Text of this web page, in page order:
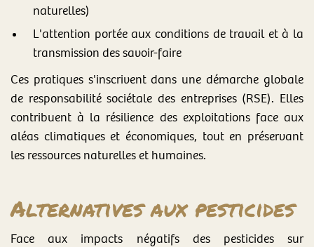
naturelles)
L'attention portée aux conditions de travail et à la
transmission des savoir-faire
Ces pratiques s'inscrivent dans une démarche globale
de responsabilité sociétale des entreprises (RSE). Elles
contribuent à la résilience des exploitations face aux
aléas climatiques et économiques, tout en préservant
les ressources naturelles et humaines.
Alternatives aux pesticides
Face aux impacts négatifs des pesticides sur